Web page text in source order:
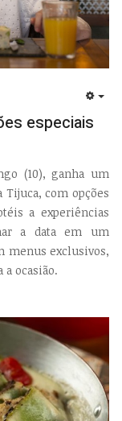
especiais
(10), ganha um
com opções
a experiências
a data em um
menus exclusivos,
a ocasião.